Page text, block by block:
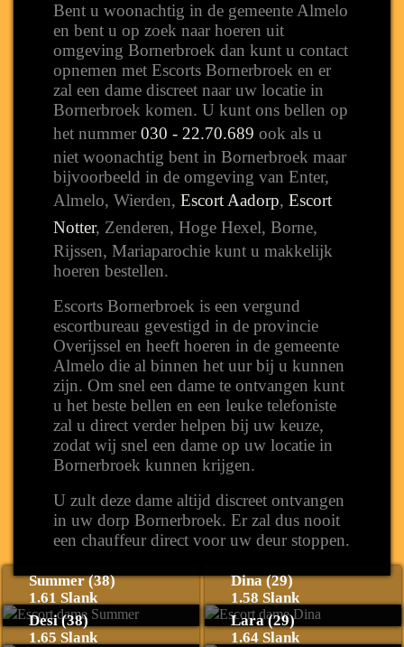
Bent u woonachtig in de gemeente Almelo
en bent u op zoek naar hoeren uit
omgeving Bornerbroek dan kunt u contact
opnemen met Escorts Bornerbroek en er
zal een dame discreet naar uw locatie in
Bornerbroek komen. U kunt ons bellen op
het nummer 030 - 22.70.689 ook als u
niet woonachtig bent in Bornerbroek maar
bijvoorbeeld in de omgeving van Enter,
Almelo, Wierden, Escort Aadorp, Escort
Notter, Zenderen, Hoge Hexel, Borne,
Rijssen, Mariaparochie kunt u makkelijk
hoeren bestellen.
Escorts Bornerbroek is een vergund
escortbureau gevestigd in de provincie
Overijssel en heeft hoeren in de gemeente
Almelo die al binnen het uur bij u kunnen
zijn. Om snel een dame te ontvangen kunt
u het beste bellen en een leuke telefoniste
zal u direct verder helpen bij uw keuze,
zodat wij snel een dame op uw locatie in
Bornerbroek kunnen krijgen.
U zult deze dame altijd discreet ontvangen
in uw dorp Bornerbroek. Er zal dus nooit
een chauffeur direct voor uw deur stoppen.
Summer (38)
1.61 Slank
Dina (29)
1.58 Slank
Desi (38)
1.65 Slank
Lara (29)
1.64 Slank